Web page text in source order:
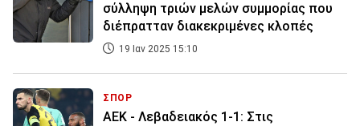
σύλληψη τριών μελών συμμορίας που
διέπρατταν διακεκριμένες κλοπές
19 Ιαν 2025 15:10
ΣΠΟΡ
ΑΕΚ - Λεβαδειακός 1-1: Στις